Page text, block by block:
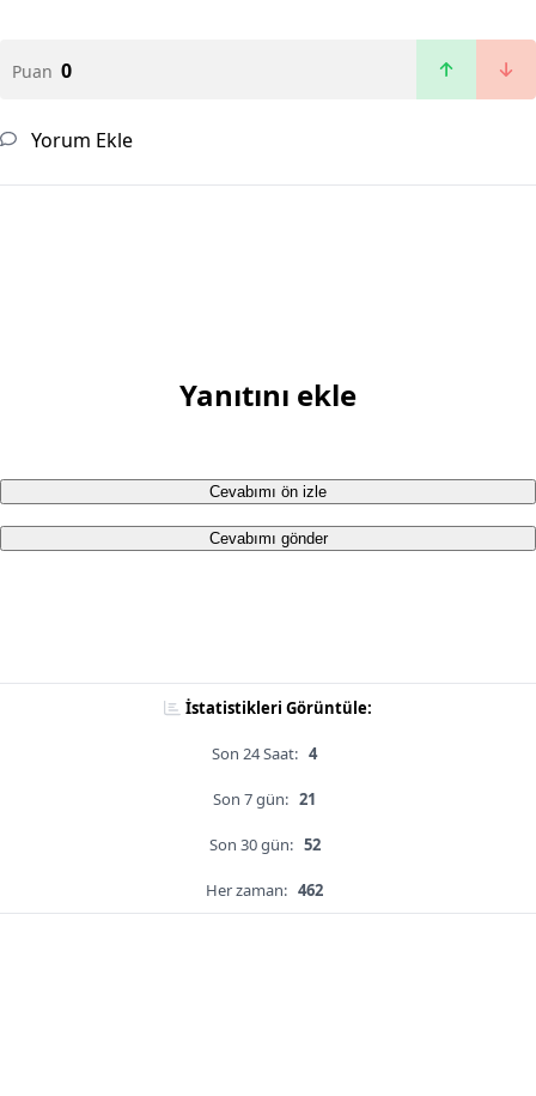
Puan 0
Yorum Ekle
Yanıtını ekle
Cevabımı ön izle
Cevabımı gönder
İstatistikleri Görüntüle:
Son 24 Saat: 4
Son 7 gün: 21
Son 30 gün: 52
Her zaman: 462